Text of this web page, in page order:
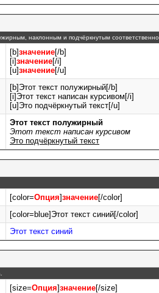
наклонным и подчёркнутым соответственно.
[b]значение[/b]
[i]значение[/i]
[u]значение[/u]
[b]Этот текст полужирный[/b]
[i]Этот текст написан курсивом[/i]
[u]Это подчёркнутый текст[/u]
Этот текст полужирный
Этот текст написан курсивом
Это подчёркнутый текст
[color=Опция]значение[/color]
[color=blue]Этот текст синий[/color]
Этот текст синий
[size=Опция]значение[/size]